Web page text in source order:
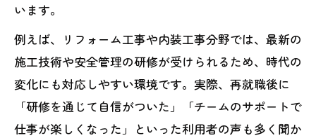
います。
例えば、リフォーム工事や内装工事分野では、最新の
施工技術や安全管理の研修が受けられるため、時代の
変化にも対応しやすい環境です。実際、再就職後に
「研修を通じて自信がついた」「チームのサポートで
仕事が楽しくなった」といった利用者の声も多く聞か